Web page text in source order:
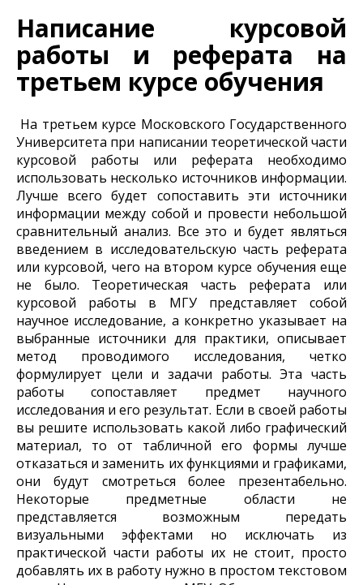
Написание курсовой
работы и реферата на
третьем курсе обучения
На третьем курсе Московского Государственного
Университета при написании теоретической части
курсовой работы или реферата необходимо
использовать несколько источников информации.
Лучше всего будет сопоставить эти источники
информации между собой и провести небольшой
сравнительный анализ. Все это и будет являться
введением в исследовательскую часть реферата
или курсовой, чего на втором курсе обучения еще
не было. Теоретическая часть реферата или
курсовой работы в МГУ представляет собой
научное исследование, а конкретно указывает на
выбранные источники для практики, описывает
метод проводимого исследования, четко
формулирует цели и задачи работы. Эта часть
работы сопоставляет предмет научного
исследования и его результат. Если в своей работы
вы решите использовать какой либо графический
материал, то от табличной его формы лучше
отказаться и заменить их функциями и графиками,
они будут смотреться более презентабельно.
Некоторые предметные области не
представляется возможным передать
визуальными эффектами но исключать из
практической части работы их не стоит, просто
добавлять их в работу нужно в простом текстовом